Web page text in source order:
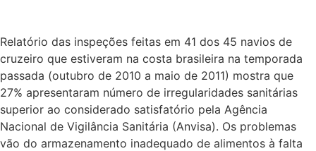
Relatório das inspeções feitas em 41 dos 45 navios de
cruzeiro que estiveram na costa brasileira na temporada
passada (outubro de 2010 a maio de 2011) mostra que
27% apresentaram número de irregularidades sanitárias
superior ao considerado satisfatório pela Agência
Nacional de Vigilância Sanitária (Anvisa). Os problemas
vão do armazenamento inadequado de alimentos à falta